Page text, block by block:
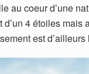
au coeur d’une
4 étoiles
est